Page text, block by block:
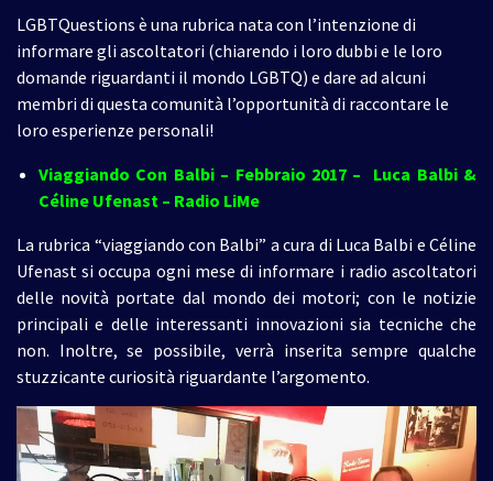
LGBTQuestions è una rubrica nata con l’intenzione di
informare gli ascoltatori (chiarendo i loro dubbi e le loro
domande riguardanti il mondo LGBTQ) e dare ad alcuni
membri di questa comunità l’opportunità di raccontare le
loro esperienze personali!
Viaggiando Con Balbi – Febbraio 2017 – Luca Balbi &
Céline Ufenast – Radio LiMe
La rubrica “viaggiando con Balbi” a cura di Luca Balbi e Céline
Ufenast si occupa ogni mese di informare i radio ascoltatori
delle novità portate dal mondo dei motori; con le notizie
principali e delle interessanti innovazioni sia tecniche che
non. Inoltre, se possibile, verrà inserita sempre qualche
stuzzicante curiosità riguardante l’argomento.